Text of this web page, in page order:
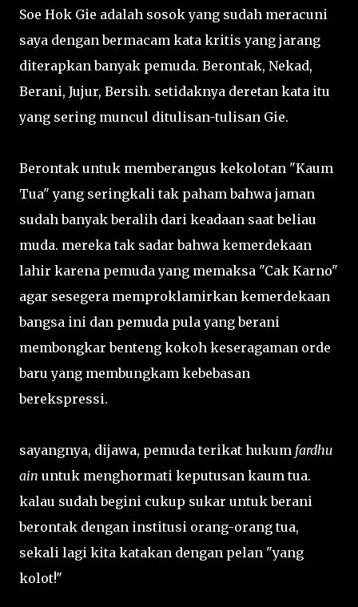
Soe Hok Gie adalah sosok yang sudah meracuni
saya dengan bermacam kata kritis yang jarang
diterapkan banyak pemuda. Berontak, Nekad,
Berani, Jujur, Bersih. setidaknya deretan kata itu
yang sering muncul ditulisan-tulisan Gie.
Berontak untuk memberangus kekolotan "Kaum
Tua" yang seringkali tak paham bahwa jaman
sudah banyak beralih dari keadaan saat beliau
muda. mereka tak sadar bahwa kemerdekaan
lahir karena pemuda yang memaksa "Cak Karno"
agar sesegera memproklamirkan kemerdekaan
bangsa ini dan pemuda pula yang berani
membongkar benteng kokoh keseragaman orde
baru yang membungkam kebebasan
berekspressi.
sayangnya, dijawa, pemuda terikat hukum fardhu
ain untuk menghormati keputusan kaum tua.
kalau sudah begini cukup sukar untuk berani
berontak dengan institusi orang-orang tua,
sekali lagi kita katakan dengan pelan "yang
kolot!"